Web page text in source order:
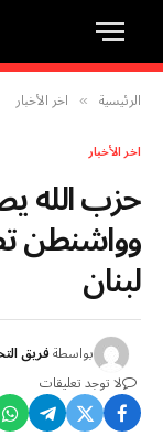
الرئيسية » اخر الأخبار
اخر الأخبار
حزب الله
وواشنطن
لبنان
بواسطةفريق
لا توجد تعليقات